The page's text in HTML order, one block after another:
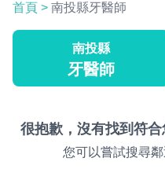
首頁 > 南投縣牙醫師
南投縣
牙醫師
很抱歉，沒有找到符合
您可以嘗試搜尋